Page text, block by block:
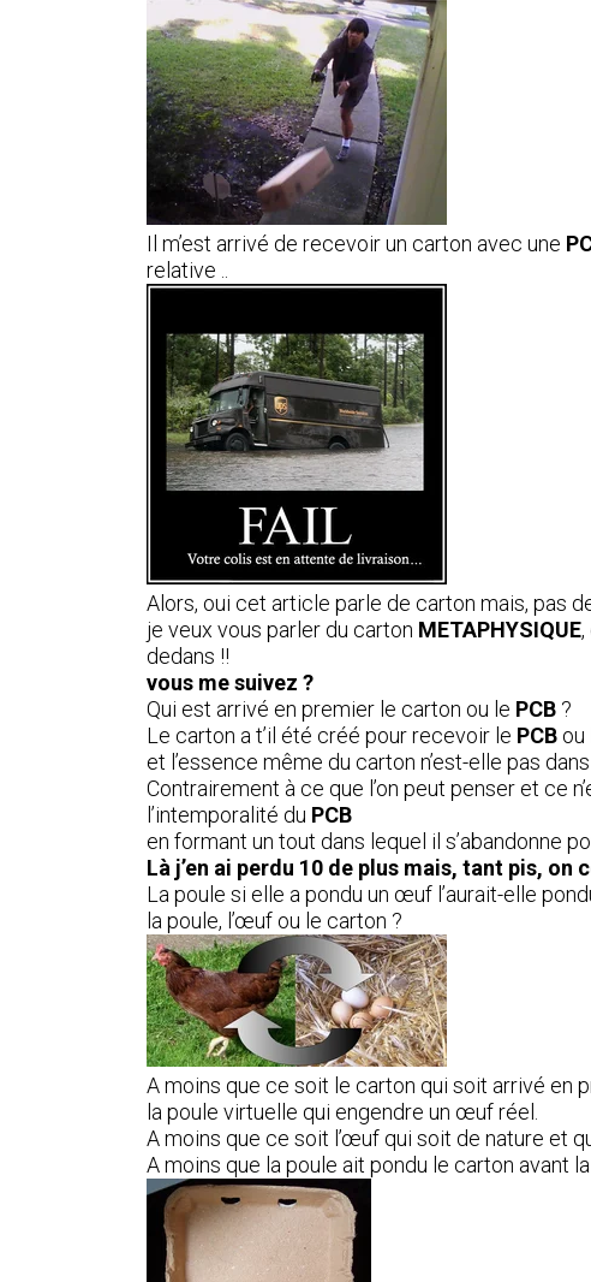
Il m’est arrivé de recevoir un carton avec une
relative ..
Alors, oui cet article parle de carton mais, pas
je veux vous parler du carton METAPHYSIQUE,
dedans !!
vous me suivez ?
Qui est arrivé en premier le carton ou le PCB ?
Le carton a t’il été créé pour recevoir le PCB ou
et l’essence même du carton n’est-elle pas
Contrairement à ce que l’on peut penser et ce
l’intemporalité du PCB
en formant un tout dans lequel il s’abandonne
Là j’en ai perdu 10 de plus mais, tant pis, on
La poule si elle a pondu un œuf l’aurait-elle
la poule, l’œuf ou le carton ?
A moins que ce soit le carton qui soit arrivé en
la poule virtuelle qui engendre un œuf réel.
A moins que ce soit l’œuf qui soit de nature et
A moins que la poule ait pondu le carton avant